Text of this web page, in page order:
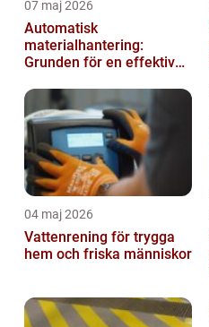
07 maj 2026
Automatisk
materialhantering:
Grunden för en effektiv
04 maj 2026
Vattenrening för trygga
hem och friska människor